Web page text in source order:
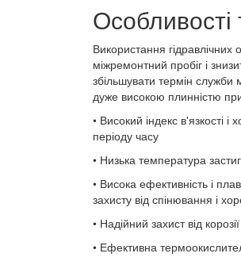
Особливості
Використання
міжремонтний пробіг і
збільшувати термін
дуже високою плинністю
• Високий індекс в'язкості
періоду часу
• Низька температура
• Висока ефективність і
захисту від спінювання і
• Надійний захист від
• Ефективна